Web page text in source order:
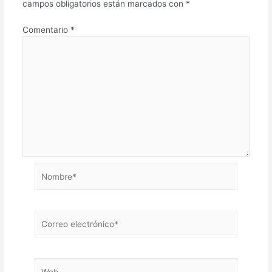
campos obligatorios están marcados con *
Comentario *
electrónico*